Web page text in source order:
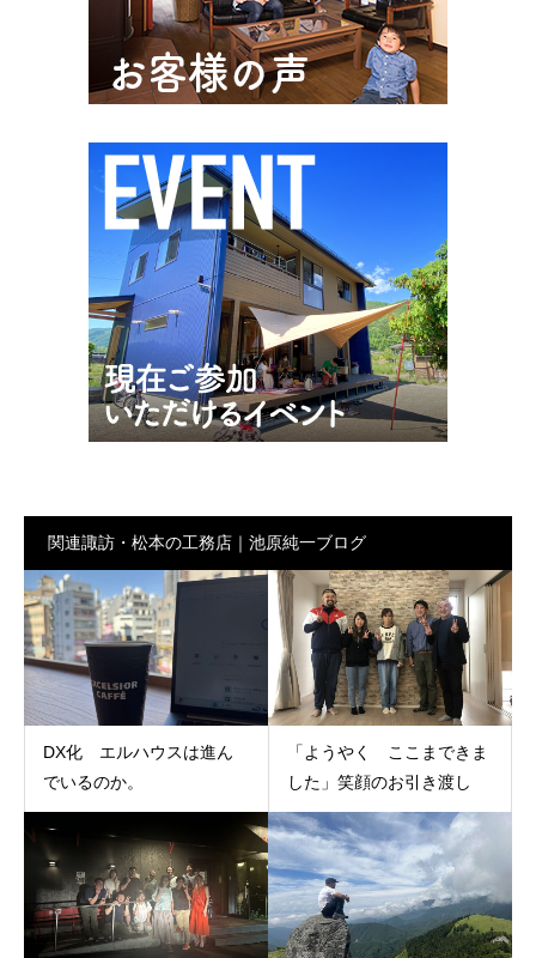
関連諏訪・松本の工務店｜池原純一ブログ
DX化 エルハウスは進ん
でいるのか。
「ようやく ここまできま
した」笑顔のお引き渡し